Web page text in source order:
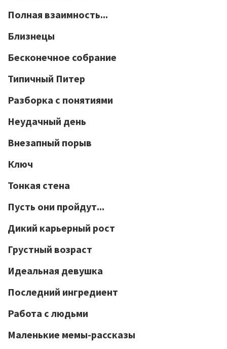
Полная взаимность...
Близнецы
Бесконечное собрание
Типичный Питер
Разборка с понятиями
Неудачный день
Внезапный порыв
Ключ
Тонкая стена
Пусть они пройдут...
Дикий карьерный рост
Грустный возраст
Идеальная девушка
Последний ингредиент
Работа с людьми
Маленькие мемы-рассказы